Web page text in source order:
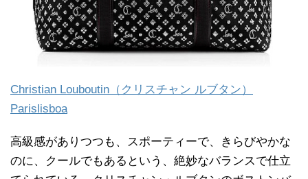
Christian Louboutin（クリスチャン ルブタン）
Parislisboa
高級感がありつつも、スポーティーで、きらびやかな
のに、クールでもあるという、絶妙なバランスで仕立